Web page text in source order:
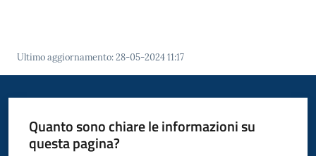
Ultimo aggiornamento:28-05-2024 11:17
Quanto sono chiare le informazioni su
questa pagina?